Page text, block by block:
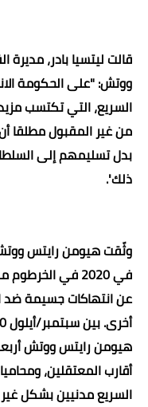
قالت ليتسيا بادر،
ووتش: "على الحكومة
السريع، التي تكتسب
من غير المقبول مطلقا
بدل تسليمهم إلى
ذلك".
وثّقت هيومن رايتس ووتش
في 2020 في
عن انتهاكات جسيمة ضد
هيومن رايتس ووتش
أقارب المعتقلين،
السريع مدنيين بشكل